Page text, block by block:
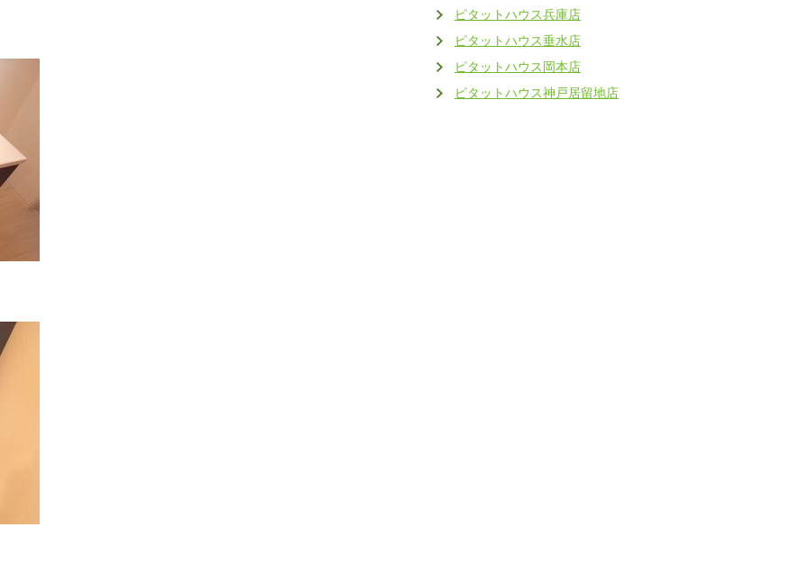
ピタットハウス兵庫店
ピタットハウス垂水店
ピタットハウス岡本店
ピタットハウス神戸居留地店